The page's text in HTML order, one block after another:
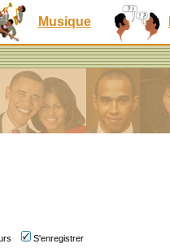
Musique
S'enregistrer